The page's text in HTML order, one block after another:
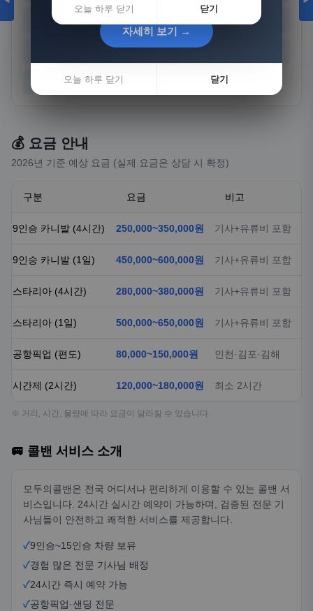
경기 충남
전남 경북
💰 요금 안내
2026년 기준 예상 요금 (실제 요금은 상담 시 확정)
구분 요금 비고
9인승 카니발 (4시간) 250,000~350,000원 기사+유류비 포함
9인승 카니발 (1일) 450,000~600,000원 기사+유류비 포함
스타리아 (4시간) 280,000~380,000원 기사+유류비 포함
스타리아 (1일) 500,000~650,000원 기사+유류비 포함
공항픽업 (편도) 80,000~150,000원 인천·김포·김해
시간제 (2시간) 120,000~180,000원 최소 2시간
※ 거리, 시간, 물량에 따라 요금이 달라질 수 있습니다.
🚐 콜밴 서비스 소개
모두의콜밴은 전국 어디서나 편리하게 이용할 수 있는 콜밴 서
비스입니다. 24시간 실시간 예약이 가능하며, 검증된 전문 기
사님들이 안전하고 쾌적한 서비스를 제공합니다.
✓9인승~15인승 차량 보유
✓경험 많은 전문 기사님 배정
✓24시간 즉시 예약 가능
✓공항픽업·샌딩 전문
오늘 하루 닫기 닫기
자세히 보기 →
오늘 하루 닫기 닫기
자세히 보기 →
오늘 하루 닫기 닫기